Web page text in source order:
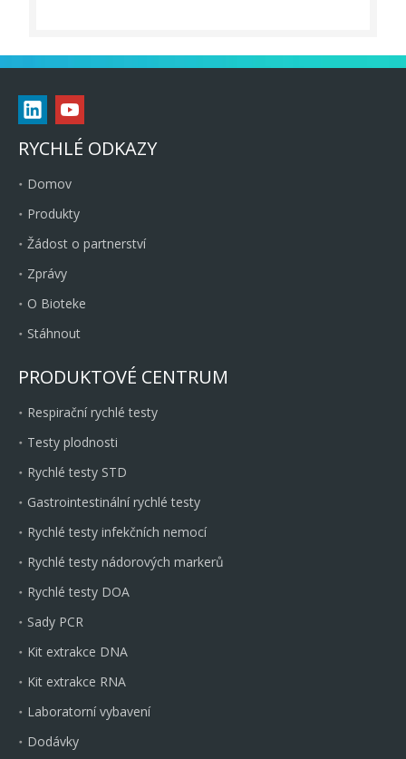
RYCHLÉ ODKAZY
Domov
Produkty
Žádost o partnerství
Zprávy
O Bioteke
Stáhnout
PRODUKTOVÉ CENTRUM
Respirační rychlé testy
Testy plodnosti
Rychlé testy STD
Gastrointestinální rychlé testy
Rychlé testy infekčních nemocí
Rychlé testy nádorových markerů
Rychlé testy DOA
Sady PCR
Kit extrakce DNA
Kit extrakce RNA
Laboratorní vybavení
Dodávky